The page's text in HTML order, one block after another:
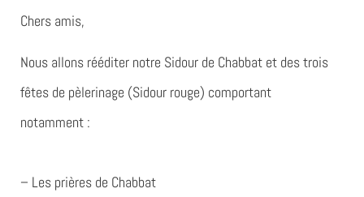
Chers amis,
Nous allons rééditer notre Sidour de Chabbat et des trois
fêtes de pèlerinage (Sidour rouge) comportant
notamment :
– Les prières de Chabbat